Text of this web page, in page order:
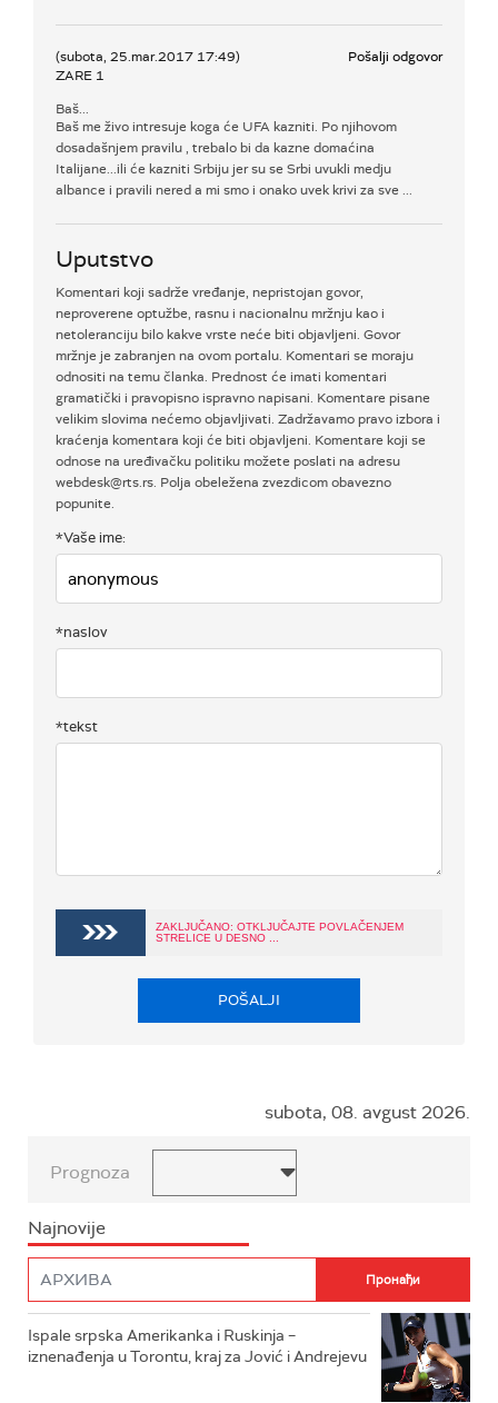
(subota, 25.mar.2017 17:49)
ZARE 1
Pošalji odgovor
Baš...
Baš me živo intresuje koga će UFA kazniti. Po njihovom
dosadašnjem pravilu , trebalo bi da kazne domaćina
Italijane...ili će kazniti Srbiju jer su se Srbi uvukli medju
albance i pravili nered a mi smo i onako uvek krivi za sve ...
Uputstvo
Komentari koji sadrže vređanje, nepristojan govor,
neproverene optužbe, rasnu i nacionalnu mržnju kao i
netoleranciju bilo kakve vrste neće biti objavljeni. Govor
mržnje je zabranjen na ovom portalu. Komentari se moraju
odnositi na temu članka. Prednost će imati komentari
gramatički i pravopisno ispravno napisani. Komentare pisane
velikim slovima nećemo objavljivati. Zadržavamo pravo izbora i
kraćenja komentara koji će biti objavljeni. Komentare koji se
odnose na uređivačku politiku možete poslati na adresu
webdesk@rts.rs. Polja obeležena zvezdicom obavezno
popunite.
*Vaše ime:
*naslov
*tekst
ZAKLJUČANO: OTKLJUČAJTE POVLAČENJEM
STRELICE U DESNO ...
POŠALJI
subota, 08. avgust 2026.
Prognoza
Najnovije
Ispale srpska Amerikanka i Ruskinja –
iznenađenja u Torontu, kraj za Jović i Andrejevu